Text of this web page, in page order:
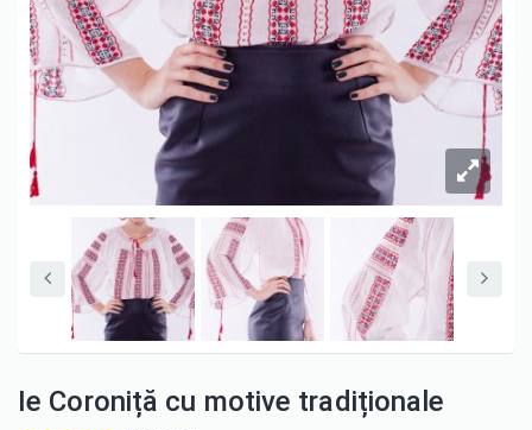
Ie Coroniță cu motive tradiționale